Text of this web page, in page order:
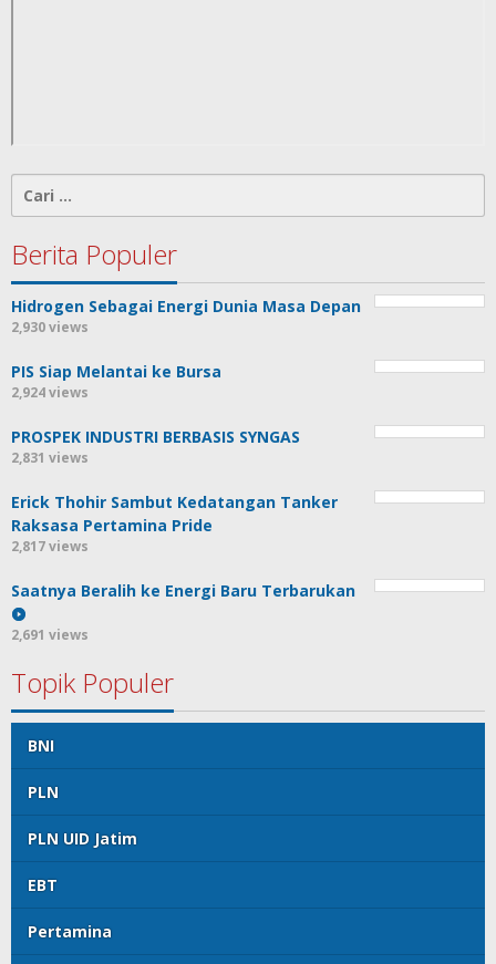
untuk:
Berita Populer
Hidrogen Sebagai Energi Dunia Masa Depan
2,930 views
PIS Siap Melantai ke Bursa
2,924 views
PROSPEK INDUSTRI BERBASIS SYNGAS
2,831 views
Erick Thohir Sambut Kedatangan Tanker
Raksasa Pertamina Pride
2,817 views
Saatnya Beralih ke Energi Baru Terbarukan
2,691 views
Topik Populer
BNI
PLN
PLN UID Jatim
EBT
Pertamina